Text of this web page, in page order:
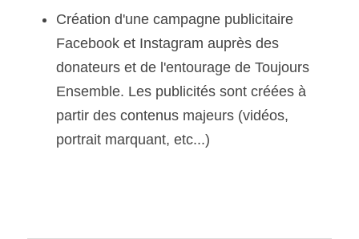
Création d'une campagne publicitaire
Facebook et Instagram auprès des
donateurs et de l'entourage de Toujours
Ensemble. Les publicités sont créées à
partir des contenus majeurs (vidéos,
portrait marquant, etc...)